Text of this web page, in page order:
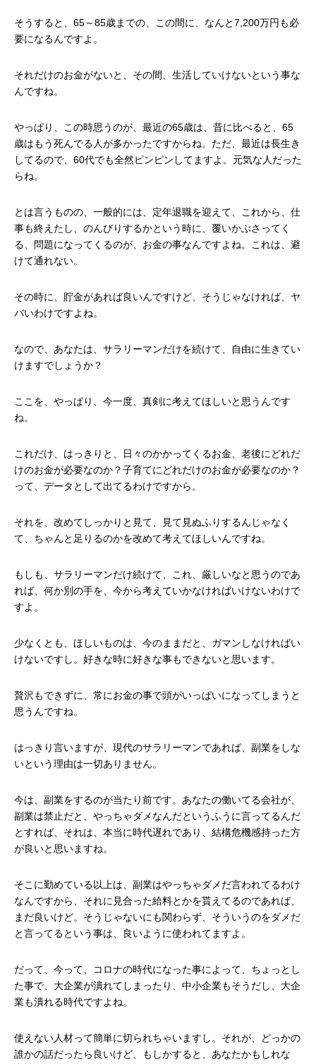
そうすると、 65～85歳までの、この間に、なんと7,200万円も必
要になるんですよ。
それだけのお金がないと、その間、生活していけないという事な
んですね。
やっぱり、この時思うのが、最近の65歳は、昔に比べると、 65
歳はもう死んでる人が多かったですからね。ただ、最近は長生き
してるので、 60代でも全然ピンピンしてますよ。元気な人だった
らね。
とは言うものの、一般的には、定年退職を迎えて、これから、仕
事も終えたし、のんびりするかという時に、覆いかぶさってく
る、問題になってくるのが、お金の事なんですよね。これは、避
けて通れない。
その時に、貯金があれば良いんですけど、そうじゃなければ、ヤ
バいわけですよね。
なので、あなたは、サラリーマンだけを続けて、自由に生きてい
けますでしょうか？
ここを、やっぱり、今一度、真剣に考えてほしいと思うんです
ね。
これだけ、はっきりと、日々のかかってくるお金、老後にどれだ
けのお金が必要なのか？子育てにどれだけのお金が必要なのか？
って、データとして出てるわけですから。
それを、改めてしっかりと見て、見て見ぬふりするんじゃなく
て、ちゃんと足りるのかを改めて考えてほしいんですね。
もしも、サラリーマンだけ続けて、これ、厳しいなと思うのであ
れば、何か別の手を、今から考えていかなければいけないわけで
すよ。
少なくとも、ほしいものは、今のままだと、ガマンしなければい
けないですし。好きな時に好きな事もできないと思います。
贅沢もできずに、常にお金の事で頭がいっぱいになってしまうと
思うんですね。
はっきり言いますが、現代のサラリーマンであれば、副業をしな
いという理由は一切ありません。
今は、副業をするのが当たり前です。あなたの働いてる会社が、
副業は禁止だと、やっちゃダメなんだというふうに言ってるんだ
とすれば、それは、本当に時代遅れであり、結構危機感持った方
が良いと思いますね。
そこに勤めている以上は、副業はやっちゃダメだ言われてるわけ
なんですから、それに見合った給料とかを貰えてるのであれば、
まだ良いけど。そうじゃないにも関わらず、そういうのをダメだ
と言ってるという事は、良いように使われてますよ。
だって、今って、コロナの時代になった事によって、ちょっとし
た事で、大企業が潰れてしまったり、中小企業もそうだし、大企
業も潰れる時代ですよね。
使えない人材って簡単に切られちゃいますし。それが、どっかの
誰かの話だったら良いけど、もしかすると、あなたかもしれな